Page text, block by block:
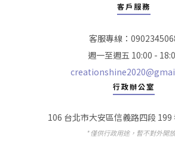
客戶服務
客服專線：
週一至週五 10:00 -
行政辦公室
106 台北市大安區信義路四段 199
* 僅供行政用途，暫不對外開